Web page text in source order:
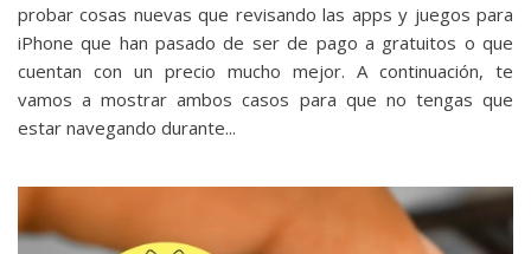
probar cosas nuevas que revisando las apps y juegos para
iPhone que han pasado de ser de pago a gratuitos o que
cuentan con un precio mucho mejor. A continuación, te
vamos a mostrar ambos casos para que no tengas que
estar navegando durante...